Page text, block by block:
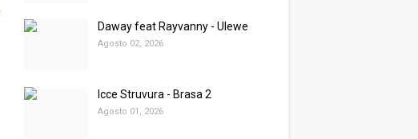
Daway feat Rayvanny - Ulewe
Agosto 02, 2026
Icce Struvura - Brasa 2
Agosto 01, 2026